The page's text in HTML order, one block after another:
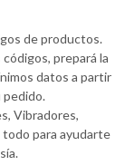
de productos.
prepará la
datos a partir
pedido.
Vibradores,
para ayudarte